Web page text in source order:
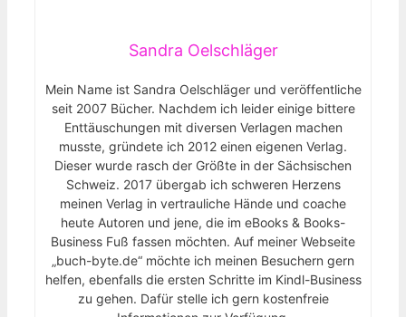
Sandra Oelschläger
Mein Name ist Sandra Oelschläger und veröffentliche
seit 2007 Bücher. Nachdem ich leider einige bittere
Enttäuschungen mit diversen Verlagen machen
musste, gründete ich 2012 einen eigenen Verlag.
Dieser wurde rasch der Größte in der Sächsischen
Schweiz. 2017 übergab ich schweren Herzens
meinen Verlag in vertrauliche Hände und coache
heute Autoren und jene, die im eBooks & Books-
Business Fuß fassen möchten. Auf meiner Webseite
„buch-byte.de“ möchte ich meinen Besuchern gern
helfen, ebenfalls die ersten Schritte im Kindl-Business
zu gehen. Dafür stelle ich gern kostenfreie